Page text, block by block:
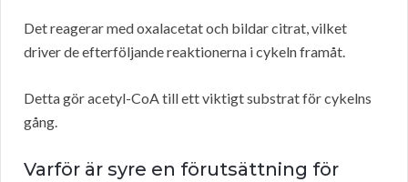
Det reagerar med oxalacetat och bildar citrat, vilket
driver de efterföljande reaktionerna i cykeln framåt.
Detta gör acetyl-CoA till ett viktigt substrat för cykelns
gång.
Varför är syre en förutsättning för